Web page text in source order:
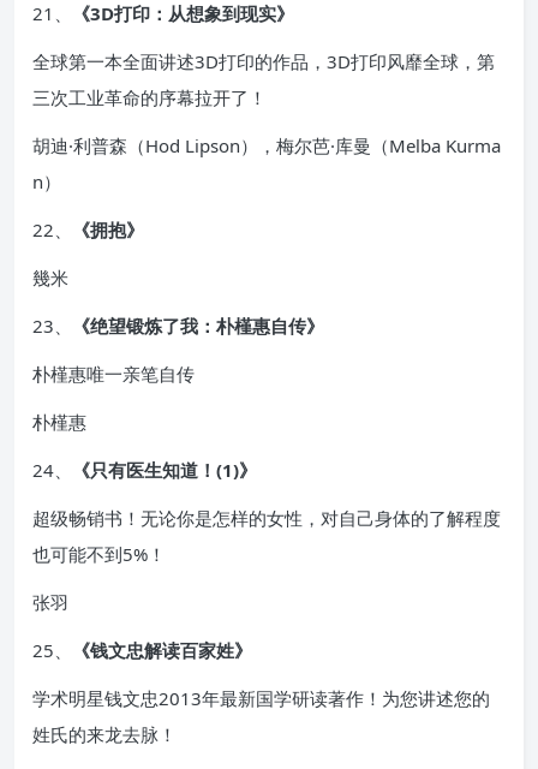
21、
《3D打印：从想象到现实》
全球第一本全面讲述3D打印的作品，3D打印风靡全球，第
三次工业革命的序幕拉开了！
胡迪·利普森（Hod Lipson），梅尔芭·库曼（Melba Kurma
n）
22、
《拥抱》
幾米
23、
《绝望锻炼了我：朴槿惠自传》
朴槿惠唯一亲笔自传
朴槿惠
24、
《只有医生知道！(1)》
超级畅销书！无论你是怎样的女性，对自己身体的了解程度
也可能不到5%！
张羽
25、
《钱文忠解读百家姓》
学术明星钱文忠2013年最新国学研读著作！为您讲述您的
姓氏的来龙去脉！